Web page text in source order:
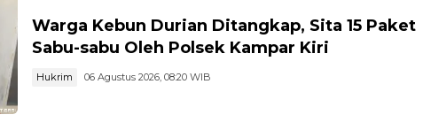
Warga Kebun Durian Ditangkap, Sita 15 Paket
Sabu-sabu Oleh Polsek Kampar Kiri
Hukrim 06 Agustus 2026, 08:20 WIB